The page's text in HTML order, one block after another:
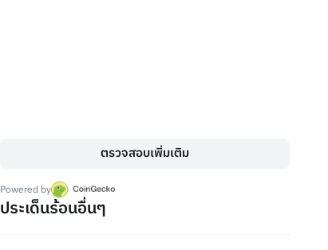
ตรวจสอบเพิ่มเติม
Powered by
ประเด็นร้อนอื่นๆ